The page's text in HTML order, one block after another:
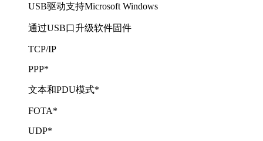
USB驱动支持Microsoft Windows
通过USB口升级软件固件
TCP/IP
PPP*
文本和PDU模式*
FOTA*
UDP*